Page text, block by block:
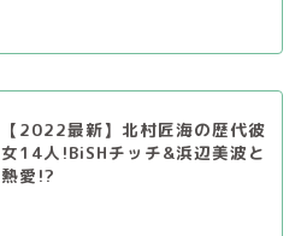
【2022最新】北村匠海の歴代彼
女14人!BiSHチッチ&浜辺美波と
熱愛!?